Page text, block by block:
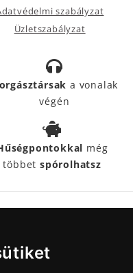
szabályzat
Üzletszabályzat
a vonalak
végén
még
többetspórolhatsz
SEGÍTIK